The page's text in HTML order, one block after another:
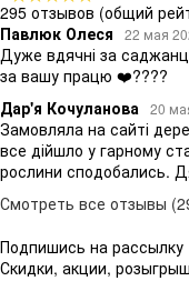
295 отзывов (общий
Павлюк Олеся
22 мая
Дуже вдячні за
за вашу працю ❤️????
Дар'я Кочуланова 20
Замовляла на сайті
все дійшло у гарному
рослини сподобались.
Смотреть все отзывы
Подпишись на рассылку
Скидки, акции,